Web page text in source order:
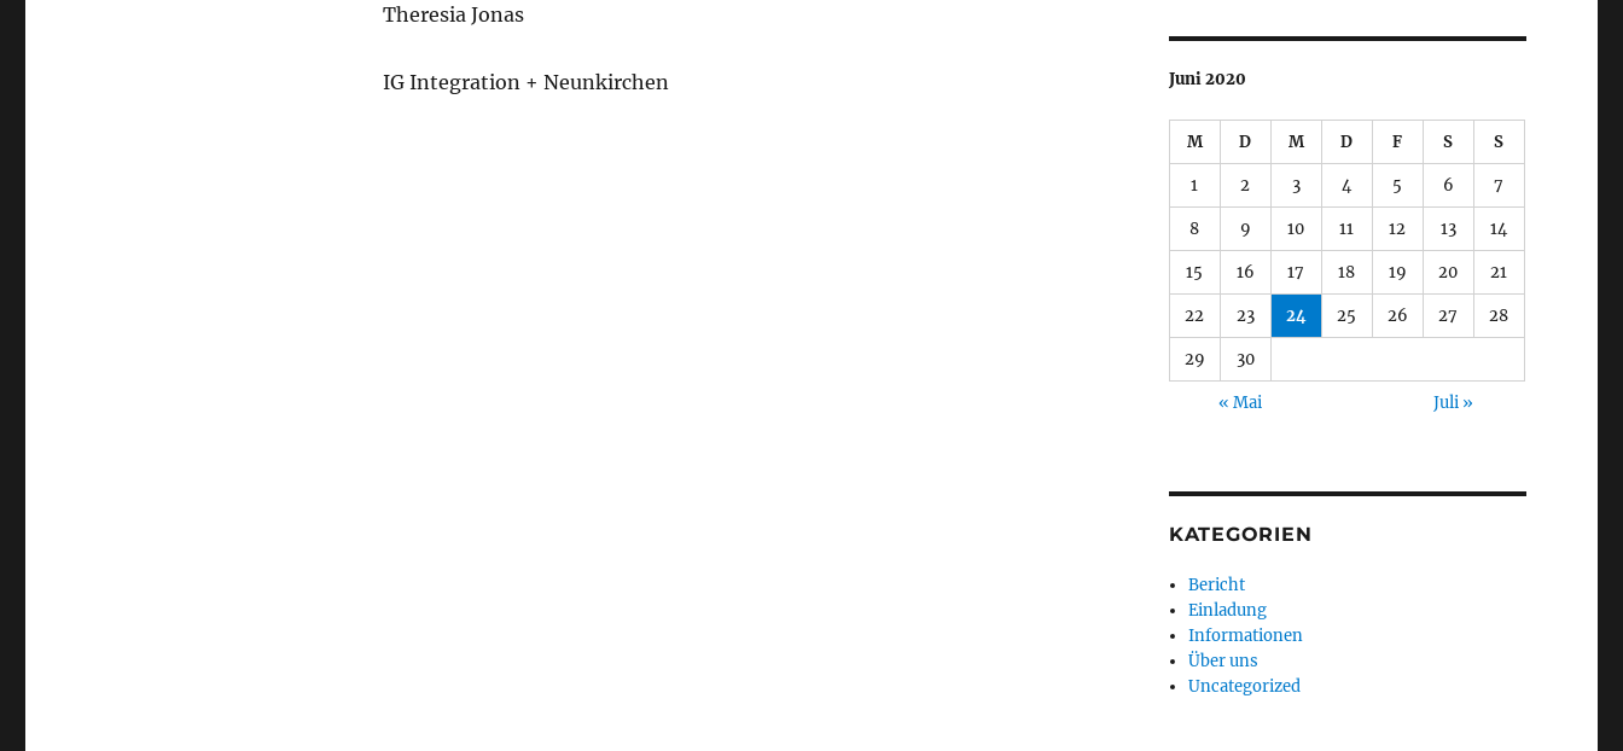
Theresia Jonas
IG Integration + Neunkirchen Juni 2020
M D M D F S S
1 2 3 4 5 6 7
8 9 10 11 12 13 14
15 16 17 18 19 20 21
22 23 24 25 26 27 28
29 30
« Mai Juli »
KATEGORIEN
Bericht
Einladung
Informationen
Über uns
Uncategorized